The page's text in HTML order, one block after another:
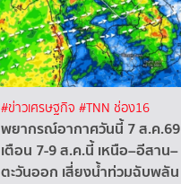
#ข่าวเศรษฐกิจ #TNN ช่อง16
พยากรณ์อากาศวันนี้ 7 ส.ค.69
เตือน 7-9 ส.ค.นี้ เหนือ–อีสาน–
ตะวันออก เสี่ยงน้ำท่วมฉับพลัน